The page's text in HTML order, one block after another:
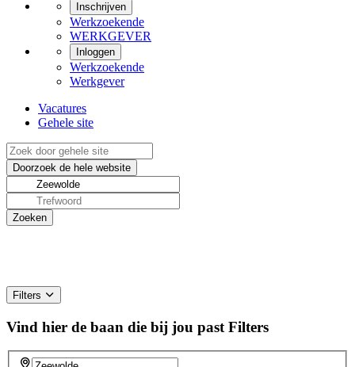
Inschrijven
Werkzoekende
WERKGEVER
Inloggen
Werkzoekende
Werkgever
Vacatures
Gehele site
Filters
Vind hier de baan die bij jou past Filters